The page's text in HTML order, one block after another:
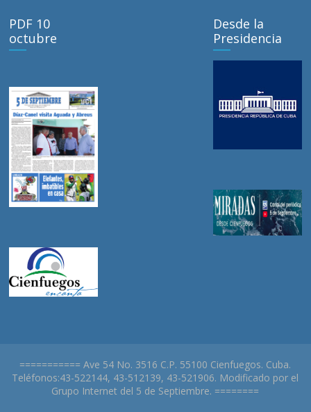
PDF 10
octubre
Desde la
Presidencia
=========== Ave 54 No. 3516 C.P. 55100 Cienfuegos. Cuba.
Teléfonos:43-522144, 43-512139, 43-521906. Modificado por el
Grupo Internet del 5 de Septiembre. ========